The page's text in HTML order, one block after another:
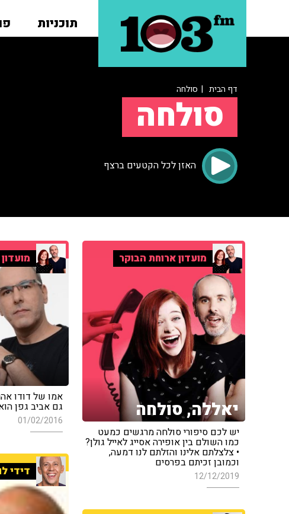
תוכניות
דף הבית | סולחה
סולחה
האזן לכל הקטעים ברצף
מועדון ארוחת הבוקר
יאללה, סולחה
יש לכם סיפורי סולחה מרגשים כמעט
כמו השולם בין אופירה אסייג לאייל גולן?
• צלצלתם אלינו והזלתם לנו דמעה,
וכמובן זכיתם בפרסים
12/12/2019
אמו של דודו
גם אביב גפן
01/02/2016
דידי